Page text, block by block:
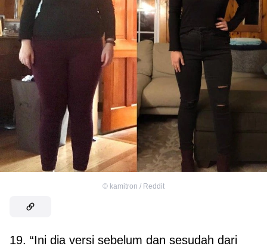
© kamitron / Reddit
19. “Ini dia versi sebelum dan sesudah dari